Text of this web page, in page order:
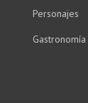
Personajes
Gastronomía